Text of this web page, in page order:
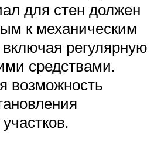
для стен должен
к механическим
регулярную
средствами.
возможность